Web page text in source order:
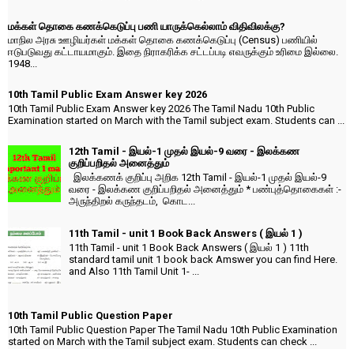
மக்கள் தொகை கணக்கெடுப்பு பணி யாருக்கெல்லாம் விதிவிலக்கு?
மாநில அரசு ஊழியர்கள் மக்கள் தொகை கணக்கெடுப்பு (Census) பணியில்
ஈடுபடுவது கட்டாயமாகும். இதை நிராகரிக்க சட்டப்படி எவருக்கும் உரிமை இல்லை.
1948...
10th Tamil Public Exam Answer key 2026
10th Tamil Public Exam Answer key 2026 The Tamil Nadu 10th Public
Examination started on March with the Tamil subject exam. Students can ...
12th Tamil - இயல்-1 முதல் இயல்-9 வரை - இலக்கண
குறிப்பறிதல் அனைத்தும்
இலக்கணக் குறிப்பு அறிக 12th Tamil - இயல்-1 முதல் இயல்-9
வரை - இலக்கண குறிப்பறிதல் அனைத்தும் * பண்புத்தொகைகள் :-
அருந்திறல் கருந்தடம், கொட...
11th Tamil - unit 1 Book Back Answers ( இயல் 1 )
11th Tamil - unit 1 Book Back Answers ( இயல் 1 ) 11th
standard tamil unit 1 book back Amswer you can find Here.
and Also 11th Tamil Unit 1- ...
10th Tamil Public Question Paper
10th Tamil Public Question Paper The Tamil Nadu 10th Public Examination
started on March with the Tamil subject exam. Students can check ...